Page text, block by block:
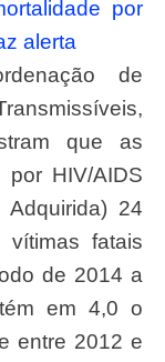
de
que as
HIV/AIDS
Adquirida) 24
fatais
de 2014 a
em 4,0 o
entre 2012 e